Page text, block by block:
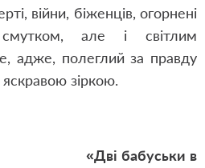
війни, біженців, огорнені
але і світлим
адже, полеглий за правду
яскравою зіркою.
«Дві бабуськи в